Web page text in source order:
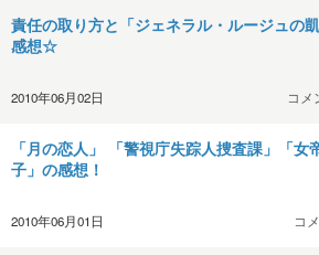
責任の取り方と「ジェネラル・ルージュの凱
感想☆
2010年06月02日 コメ
「月の恋人」 「警視庁失踪人捜査課」「
子」の感想！
2010年06月01日 コ